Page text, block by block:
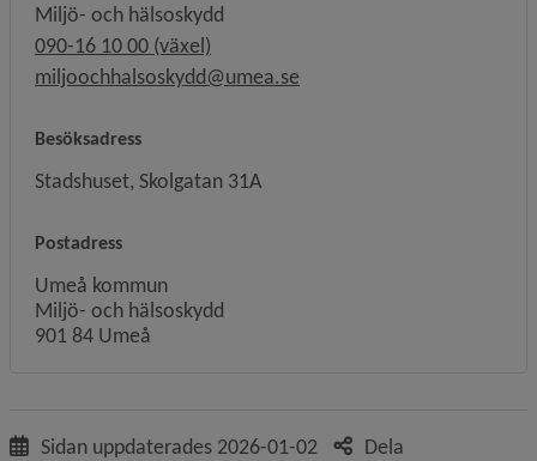
Miljö- och hälsoskydd
090-16 10 00 (växel)
miljoochhalsoskydd@umea.se
Besöksadress
Stadshuset, Skolgatan 31A
Postadress
Umeå kommun
Miljö- och hälsoskydd
901 84 Umeå
Sidan uppdaterades 2026-01-02 Dela